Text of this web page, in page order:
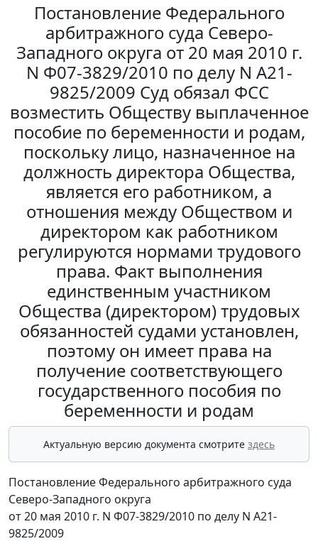
Постановление Федерального
арбитражного суда Северо-
Западного округа от 20 мая 2010 г.
N Ф07-3829/2010 по делу N А21-
9825/2009 Суд обязал ФСС
возместить Обществу выплаченное
пособие по беременности и родам,
поскольку лицо, назначенное на
должность директора Общества,
является его работником, а
отношения между Обществом и
директором как работником
регулируются нормами трудового
права. Факт выполнения
единственным участником
Общества (директором) трудовых
обязанностей судами установлен,
поэтому он имеет права на
получение соответствующего
государственного пособия по
беременности и родам
Актуальную версию документа смотрите здесь
Постановление Федерального арбитражного суда
Северо-Западного округа
от 20 мая 2010 г. N Ф07-3829/2010 по делу N А21-
9825/2009